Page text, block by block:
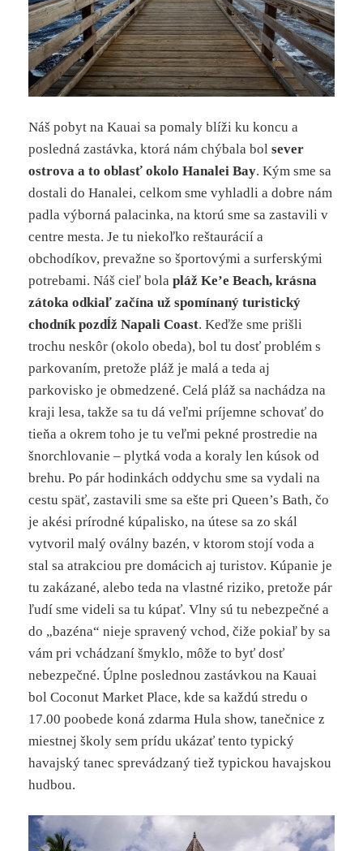
Náš pobyt na Kauai sa pomaly blíži ku koncu a
posledná zastávka, ktorá nám chýbala bolsever
ostrova a to oblasť okolo Hanalei Bay. Kým sme sa
dostali do Hanalei, celkom sme vyhladli a dobre nám
padla výborná palacinka, na ktorú sme sa zastavili v
centre mesta. Je tu niekoľko reštaurácií a
obchodíkov, prevažne so športovými a surferskými
potrebami. Náš cieľ bolapláž Ke’e Beach, krásna
zátoka odkiaľ začína už spomínaný turistický
chodník pozdĺž Napali Coast. Keďže sme prišli
trochu neskôr (okolo obeda), bol tu dosť problém s
parkovaním, pretože pláž je malá a teda aj
parkovisko je obmedzené. Celá pláž sa nachádza na
kraji lesa, takže sa tu dá veľmi príjemne schovať do
tieňa a okrem toho je tu veľmi pekné prostredie na
šnorchlovanie – plytká voda a koraly len kúsok od
brehu. Po pár hodinkách oddychu sme sa vydali na
cestu späť, zastavili sme sa ešte pri Queen’s Bath, čo
je akési prírodné kúpalisko, na útese sa zo skál
vytvoril malý oválny bazén, v ktorom stojí voda a
stal sa atrakciou pre domácich aj turistov. Kúpanie je
tu zakázané, alebo teda na vlastné riziko, pretože pár
ľudí sme videli sa tu kúpať. Vlny sú tu nebezpečné a
do „bazéna“ nieje spravený vchod, čiže pokiaľ by sa
vám pri vchádzaní šmyklo, môže to byť dosť
nebezpečné. Úplne poslednou zastávkou na Kauai
bol Coconut Market Place, kde sa každú stredu o
17.00 poobede koná zdarma Hula show, tanečnice z
miestnej školy sem prídu ukázať tento typický
havajský tanec sprevádzaný tiež typickou havajskou
hudbou.